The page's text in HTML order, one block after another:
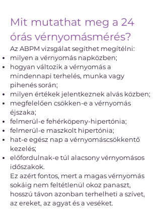
Mit mutathat meg a 24
órás vérnyomásmérés?
Az ABPM vizsgálat segíthet megítélni:
milyen a vérnyomás napközben;
hogyan változik a vérnyomás a
mindennapi terhelés, munka vagy
pihenés során;
milyen értékek jelentkeznek alvás közben;
megfelelően csökken-e a vérnyomás
éjszaka;
felmerül-e fehérköpeny-hipertónia;
felmerül-e maszkolt hipertónia;
hat-e egész nap a vérnyomáscsökkentő
kezelés;
előfordulnak-e túl alacsony vérnyomásos
időszakok.
Ez azért fontos, mert a magas vérnyomás
sokáig nem feltétlenül okoz panaszt,
hosszú távon azonban terhelheti a szívet,
az ereket, az agyat és a veséket.